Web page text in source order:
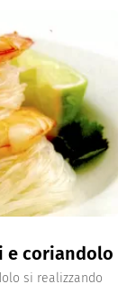
e coriandolo
si realizzando